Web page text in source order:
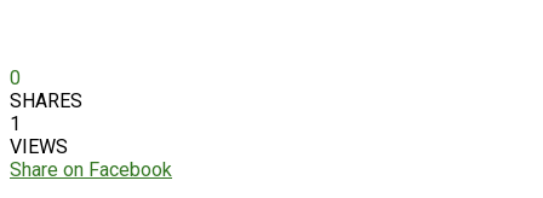
0
SHARES
1
VIEWS
Share on Facebook